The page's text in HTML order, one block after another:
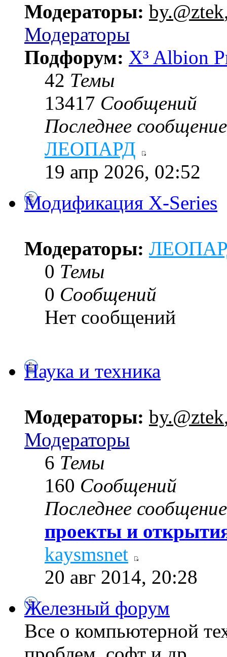
Модераторы: by.@ztek
Модераторы
Подфорум: X³ Albion
42 Темы
13417 Сообщений
Последнее сообщение
ЛЕОПАРД
19 апр 2026, 02:52
Модификация X-Series
Модераторы:
0 Темы
0 Сообщений
Нет сообщений
Наука и техника
Модераторы: by.@ztek
Модераторы
6 Темы
160 Сообщений
Последнее сообщение
проекты и
kaysmsnet
20 авг 2014, 20:28
Железный форум
Все о компьютерной